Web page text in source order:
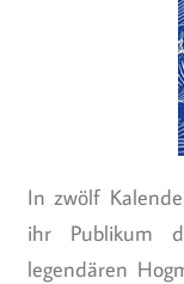
In zwölf
ihr Publikum
legendären